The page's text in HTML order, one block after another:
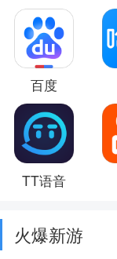
百度
TT语音
火爆新游